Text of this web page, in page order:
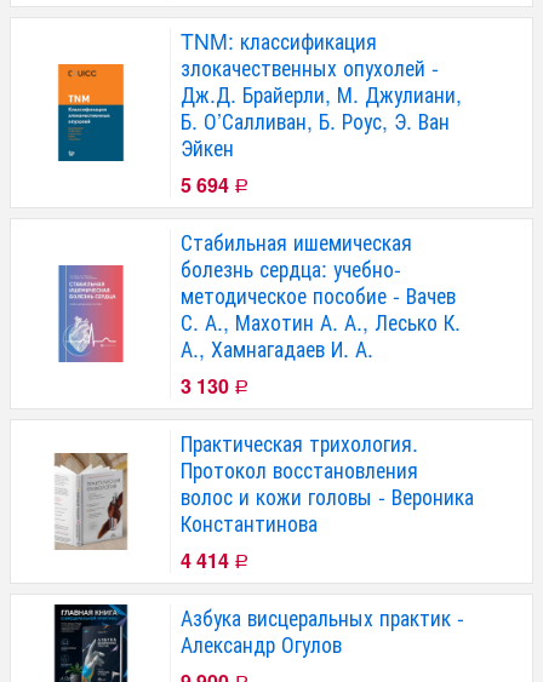
TNM: классификация
злокачественных опухолей -
Дж.Д. Брайерли, М. Джулиани,
Б. О’Салливан, Б. Роус, Э. Ван
Эйкен
5 694 Р
Стабильная ишемическая
болезнь сердца: учебно-
методическое пособие - Вачев
С. А., Махотин А. А., Лесько К.
А., Хамнагадаев И. А.
3 130 Р
Практическая трихология.
Протокол восстановления
волос и кожи головы - Вероника
Константинова
4 414 Р
Азбука висцеральных практик -
Александр Огулов